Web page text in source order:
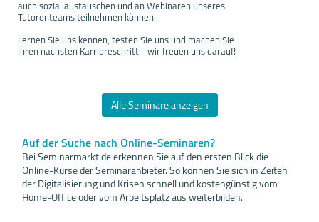
auch sozial austauschen und an Webinaren unseres
Tutorenteams teilnehmen können.
Lernen Sie uns kennen, testen Sie uns und machen Sie
Ihren nächsten Karriereschritt - wir freuen uns darauf!
Alle Seminare anzeigen
Auf der Suche nach Online-Seminaren?
Bei Seminarmarkt.de erkennen Sie auf den ersten Blick die
Online-Kurse der Seminaranbieter. So können Sie sich in Zeiten
der Digitalisierung und Krisen schnell und kostengünstig vom
Home-Office oder vom Arbeitsplatz aus weiterbilden.